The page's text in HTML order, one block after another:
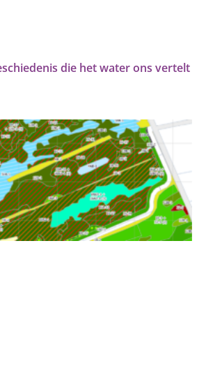
die het water ons vertelt